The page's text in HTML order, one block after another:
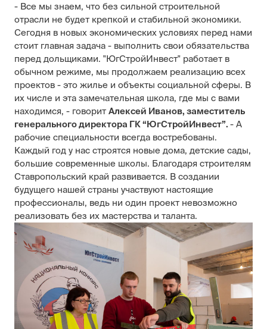
- Все мы знаем, что без сильной строительной
отрасли не будет крепкой и стабильной экономики.
Сегодня в новых экономических условиях перед нами
стоит главная задача - выполнить свои обязательства
перед дольщиками. "ЮгСтройИнвест" работает в
обычном режиме, мы продолжаем реализацию всех
проектов - это жилье и объекты социальной сферы. В
их числе и эта замечательная школа, где мы с вами
находимся, - говорит Алексей Иванов, заместитель
генерального директора ГК “ЮгСтройИнвест”. - А
рабочие специальности всегда востребованы.
Каждый год у нас строятся новые дома, детские сады,
большие современные школы. Благодаря строителям
Ставропольский край развивается. В создании
будущего нашей страны участвуют настоящие
профессионалы, ведь ни один проект невозможно
реализовать без их мастерства и таланта.